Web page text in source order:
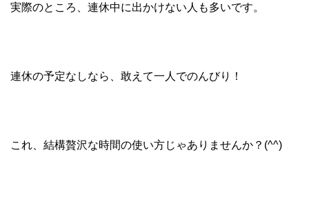
実際のところ、連休中に出かけない人も多いです。
連休の予定なしなら、敢えて一人でのんびり！
これ、結構贅沢な時間の使い方じゃありませんか？(^^)